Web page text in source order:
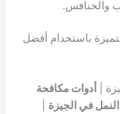
والخنافس.
باستخدام أفضل
أدوات مكافحة
في الجيزة